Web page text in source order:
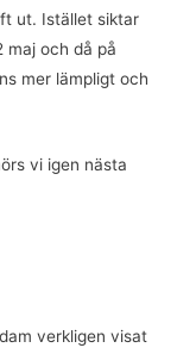
ut. Istället siktar
maj och då på
mer lämpligt och
vi igen nästa
verkligen visat